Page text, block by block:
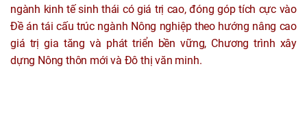
ngành kinh tế sinh thái có giá trị cao, đóng góp tích cực vào
Đề án tái cấu trúc ngành Nông nghiệp theo hướng nâng cao
giá trị gia tăng và phát triển bền vững, Chương trình xây
dựng Nông thôn mới và Đô thị văn minh.